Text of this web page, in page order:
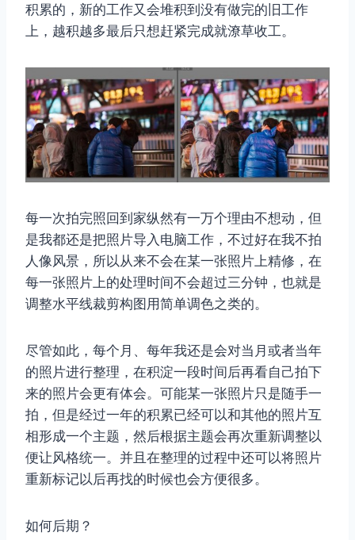
积累的，新的工作又会堆积到没有做完的旧工作
上，越积越多最后只想赶紧完成就潦草收工。
每一次拍完照回到家纵然有一万个理由不想动，但
是我都还是把照片导入电脑工作，不过好在我不拍
人像风景，所以从来不会在某一张照片上精修，在
每一张照片上的处理时间不会超过三分钟，也就是
调整水平线裁剪构图用简单调色之类的。
尽管如此，每个月、每年我还是会对当月或者当年
的照片进行整理，在积淀一段时间后再看自己拍下
来的照片会更有体会。可能某一张照片只是随手一
拍，但是经过一年的积累已经可以和其他的照片互
相形成一个主题，然后根据主题会再次重新调整以
便让风格统一。并且在整理的过程中还可以将照片
重新标记以后再找的时候也会方便很多。
如何后期？